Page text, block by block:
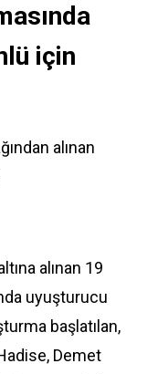
için
alınan
alınan 19
uyuşturucu
başlatılan,
Demet